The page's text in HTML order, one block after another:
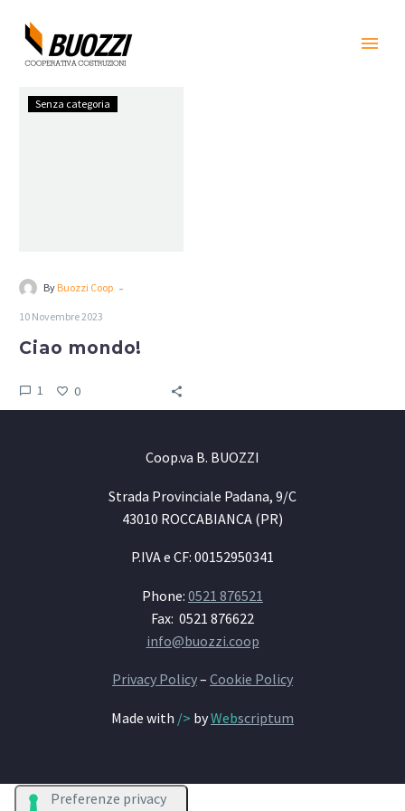
Ciao
Senza categoria
By Buozzi Coop -
10 Novembre 2023
Ciao mondo!
1 0
Coop.va B. BUOZZI
Strada Provinciale Padana, 9/C
43010 ROCCABIANCA (PR)
P.IVA e CF: 00152950341
Phone: 0521 876521
Fax: 0521 876622
info@buozzi.coop
Privacy Policy– Cookie Policy
Made with /> byWebscriptum